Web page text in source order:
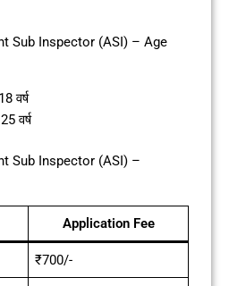
Sub Inspector (ASI) – Age
वर्ष
वर्ष
Sub Inspector (ASI) –
Application Fee
₹700/-